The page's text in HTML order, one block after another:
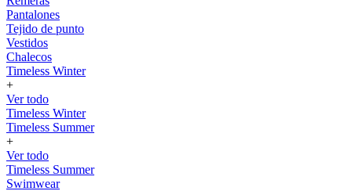
Pantalones
Tejido de punto
Vestidos
Chalecos
Timeless Winter
+
Ver todo
Timeless Winter
Timeless Summer
+
Ver todo
Timeless Summer
Swimwear